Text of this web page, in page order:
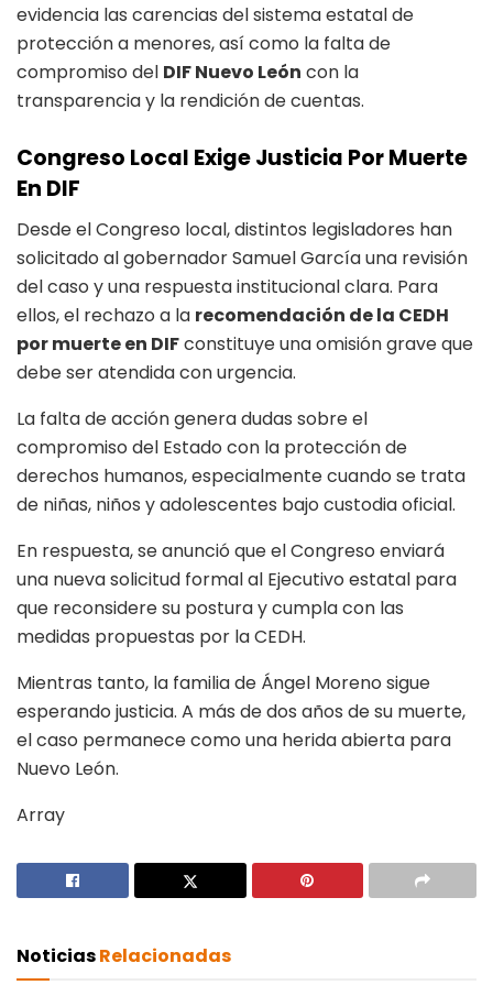
evidencia las carencias del sistema estatal de
protección a menores, así como la falta de
compromiso del DIF Nuevo León con la
transparencia y la rendición de cuentas.
Congreso Local Exige Justicia Por Muerte
En DIF
Desde el Congreso local, distintos legisladores han
solicitado al gobernador Samuel García una revisión
del caso y una respuesta institucional clara. Para
ellos, el rechazo a la recomendación de la CEDH
por muerte en DIFconstituye una omisión grave que
debe ser atendida con urgencia.
La falta de acción genera dudas sobre el
compromiso del Estado con la protección de
derechos humanos, especialmente cuando se trata
de niñas, niños y adolescentes bajo custodia oficial.
En respuesta, se anunció que el Congreso enviará
una nueva solicitud formal al Ejecutivo estatal para
que reconsidere su postura y cumpla con las
medidas propuestas por la CEDH.
Mientras tanto, la familia de Ángel Moreno sigue
esperando justicia. A más de dos años de su muerte,
el caso permanece como una herida abierta para
Nuevo León.
Array
NoticiasRelacionadas